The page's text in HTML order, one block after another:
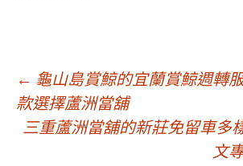
文
章
← 龜山島賞鯨的宜蘭賞鯨週轉
款選擇蘆洲當舖
三重蘆洲當舖的新莊免留車多
文